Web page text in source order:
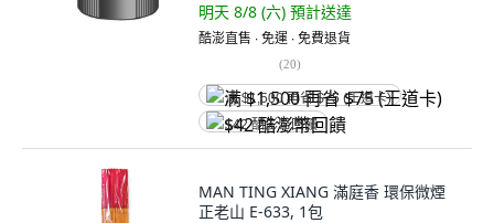
明天 8/8 (六) 預計送達
酷澎直售 ∙ 免運 ∙ 免費退貨
(20)
满 $1,500 再省 $75 (王道卡)
$42 酷澎幣回饋
MAN TING XIANG 滿庭香 環保微煙
正老山 E-633, 1包